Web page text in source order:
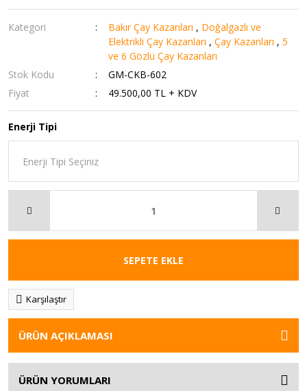
Kategori Bakır Çay Kazanları , Doğalgazlı ve
Elektrikli Çay Kazanları ,Çay Kazanları ,5
ve 6 Gözlü Çay Kazanları
Stok Kodu
GM-CKB-602
Fiyat
49.500,00 TL + KDV
Enerji Tipi
SEPETE EKLE
Karşılaştır
ÜRÜN AÇIKLAMASI
ÜRÜN YORUMLARI